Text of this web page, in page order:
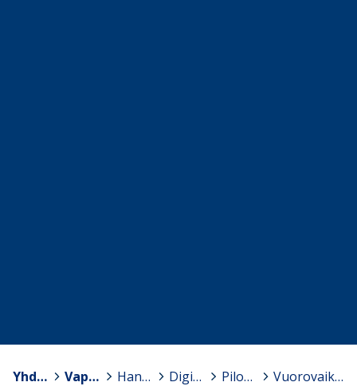
Yhdistykset > Vapaa Sivistystyö ry > Hankkeet > Digitalisaation hyödyntäminen vapaassa sivistystyössä > Pilotointi > Vuorovaikutus verkossa - tulokset